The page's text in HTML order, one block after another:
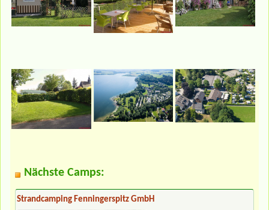
Nächste Camps:
Strandcamping Fenningerspitz GmbH